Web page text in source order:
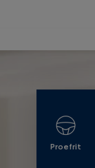
Proefrit